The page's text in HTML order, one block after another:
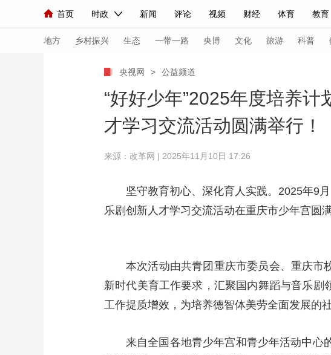
首页 时政 新闻 评论 视频 财经 体育 教育
人民领袖习近平 联播+ 中国领导人 央视快评 习式妙语 热解读
直播 栏目大全 节目单 听音 微视频 主持人 下载
海外频道 iPanda English Монгол
地方 乡村振兴 生态 一带一路 央博 文化 旅游 科普
国内 国际 评论 经济 军事 科技
人民领袖习近平 联播+ 热解读 天天学习
小央视频 小央直播 直播中国 熊猫频道 VR/AR
前线 比划 快看 蓝海中国 新兵请入列 人
CCTV奥林匹克频道 生活体育大会 体育江湖
教育 乡村振兴 生态环境 一带一路 央博
大国展会 大国保险 云顶对话 云起 超级
央视网 > 公益频道
“好好少年”2025年度培养
才学习交流活动圆满举行！
来源：改革网 | 2025年11月10日 17:26
坚守教育初心、深化育人实践。2025年9
乐剧创新人才学习交流活动在重庆市少年宫圆满
本次活动由共青团重庆市委员会、重庆市
新时代美育工作要求，汇聚国内舞蹈与音乐
工作提质增效，为培养德智体美劳全面发展的
来自全国各地青少年宫和青少年活动中心